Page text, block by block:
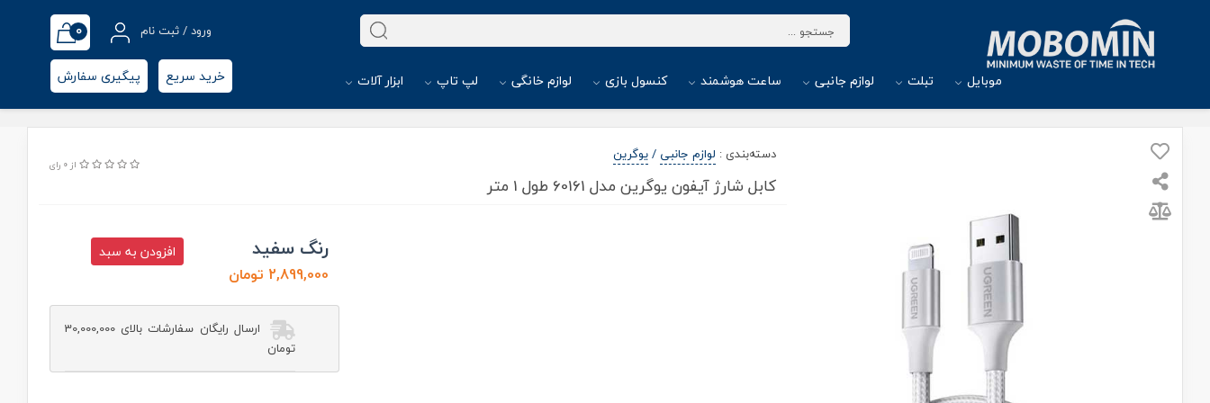
ورود / ثبت نام 0
موبایل تبلت لوازم جانبی ساعت هوشمند کنسول بازی لوازم خانگی لپ تاپ ابزار آلات خرید سریع پیگیری سفارش
دسته‌بندی : لوازم جانبی /یوگرین
کابل شارژ آیفون یوگرین مدل 60161 طول 1 متر
از 0 رای
رنگ سفید
2,899,000 تومان
افزودن به سبد
ارسال رایگان سفارشات بالای 30,000,000
تومان